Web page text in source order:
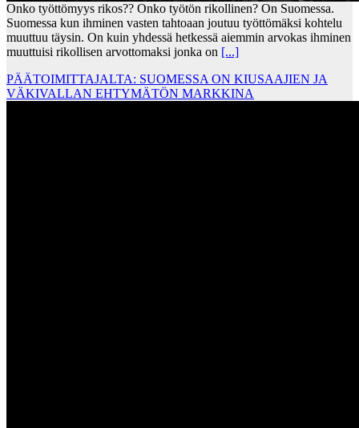
Onko työttömyys rikos?? Onko työtön rikollinen? On Suomessa.
Suomessa kun ihminen vasten tahtoaan joutuu työttömäksi kohtelu
muuttuu täysin. On kuin yhdessä hetkessä aiemmin arvokas ihminen
muuttuisi rikollisen arvottomaksi jonka on [...]
PÄÄTOIMITTAJALTA: SUOMESSA ON KIUSAAJIEN JA
VÄKIVALLAN EHTYMÄTÖN MARKKINA